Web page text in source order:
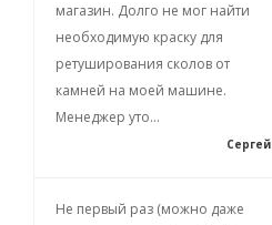
магазин. Долго не мог найти
необходимую краску для
ретуширования сколов от
камней на моей машине.
Менеджер уто...
Сергей
Не первый раз (можно даже